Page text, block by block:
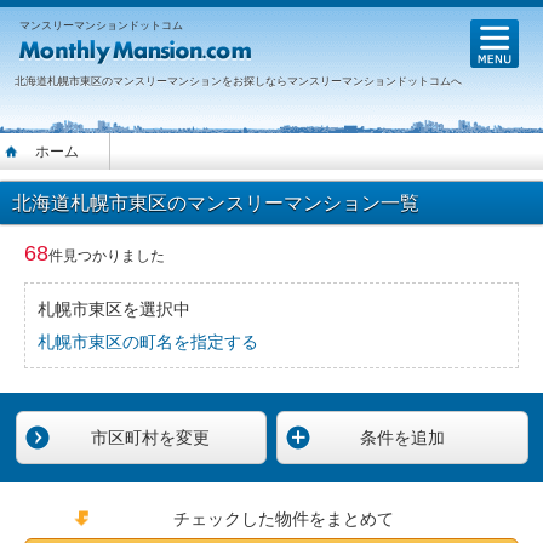
マンスリーマンションドットコム
北海道札幌市東区のマンスリーマンションをお探しならマンスリーマンションドットコムへ
ホーム
北海道札幌市東区のマンスリーマンション一覧
68件見つかりました
札幌市東区を選択中
札幌市東区の町名を指定する
市区町村を変更 条件を追加
チェックした物件をまとめて